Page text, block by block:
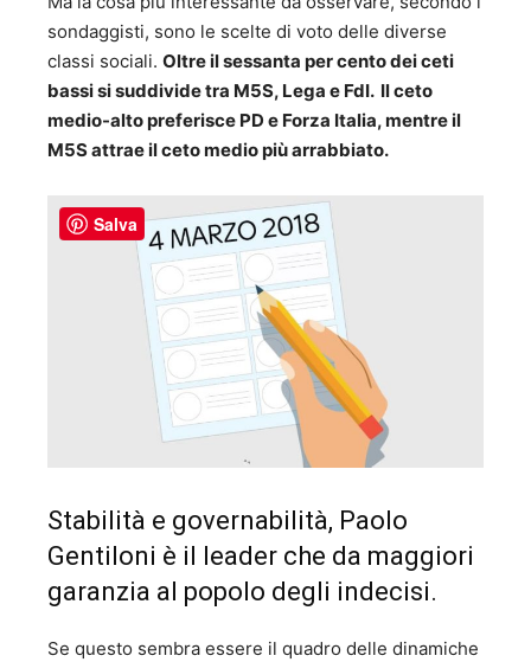
sondaggisti, sono le scelte di voto delle diverse
classi sociali. Oltre il sessanta per cento dei ceti
bassi si suddivide tra M5S, Lega e FdI. Il ceto
medio-alto preferisce PD e Forza Italia, mentre il
M5S attrae il ceto medio più arrabbiato.
Stabilità e governabilità, Paolo
Gentiloni è il leader che da maggiori
garanzia al popolo degli indecisi.
Se questo sembra essere il quadro delle dinamiche
Salva